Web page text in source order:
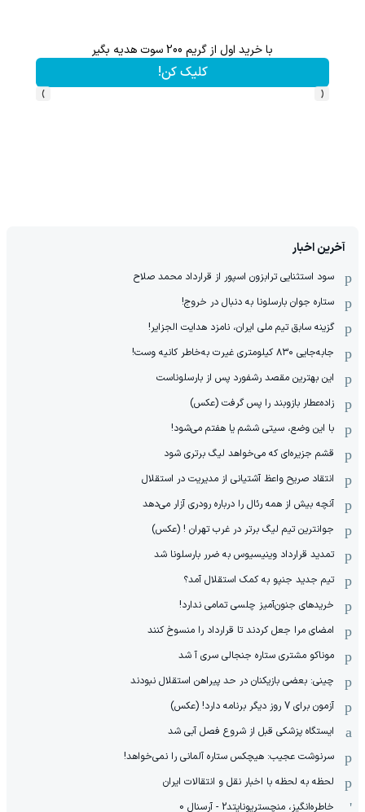
با خرید اول از گریم 200 سوت هدیه بگیر
کلیک کن!
‹
›
آخرین اخبار
سود استثنایی ترابزون اسپور از قرارداد محمد صلاح
ستاره جوان بارسلونا به دنبال در خروج!
گزینه سابق تیم ملی ایران، نامزد هدایت الجزایر!
جابه‌جایی ۸۳۰ کیلومتری غیرت به‌خاطر کانیه وست!
این بهترین مقصد رشفورد پس از بارسلوناست
زاده‌عطار بازوبند را پس گرفت (عکس)
با این وضع، سیتی ششم یا هفتم می‌شود!
قشم جزیره‌ای که می‌خواهد لیگ برتری شود
انتقاد صریح واعظ آشتیانی از مدیریت در استقلال
آنچه بیش از همه رئال را درباره رودری آزار می‌دهد
جوانترین تیم لیگ برتر در غرب تهران ! (عکس)
تمدید قرارداد وینیسیوس به ضرر بارسلونا شد
تیم جدید جنپو به کمک استقلال آمد؟
خریدهای جنون‌آمیز چلسی تمامی ندارد!
امضای مرا جعل کردند تا قرارداد را منسوخ کنند
موناکو مشتری ستاره جنجالی سری آ شد
چینی: بعضی بازیکنان در حد پیراهن استقلال نبودند
آزمون برای 7 روز دیگر برنامه دارد! (عکس)
ایستگاه پزشکی قبل از شروع فصل آبی شد
سرنوشت عجیب: هیچکس ستاره آلمانی را نمی‌خواهد!
لحظه به لحظه با اخبار نقل و انتقالات ایران
خاطره‌انگیز، منچستریونایتد2 - آرسنال 0